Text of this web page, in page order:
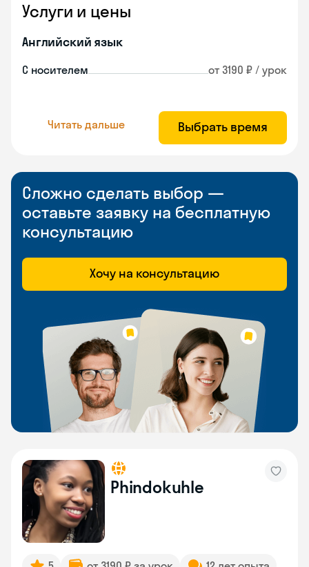
Услуги и цены
Английский язык
С носителем от 3190 ₽ / урок
Читать дальше Выбрать время
Сложно сделать выбор —
оставьте заявку на бесплатную
консультацию
Хочу на консультацию
Phindokuhle